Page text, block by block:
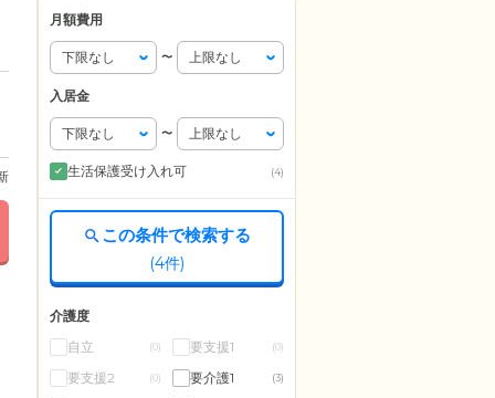
月額費用
〜
入居金
〜
生活保護受け入れ可 (4)
この条件で検索する
(4件)
介護度
自立
(0) 要支援1 (0)
要支援2 (0) 要介護1 (3)